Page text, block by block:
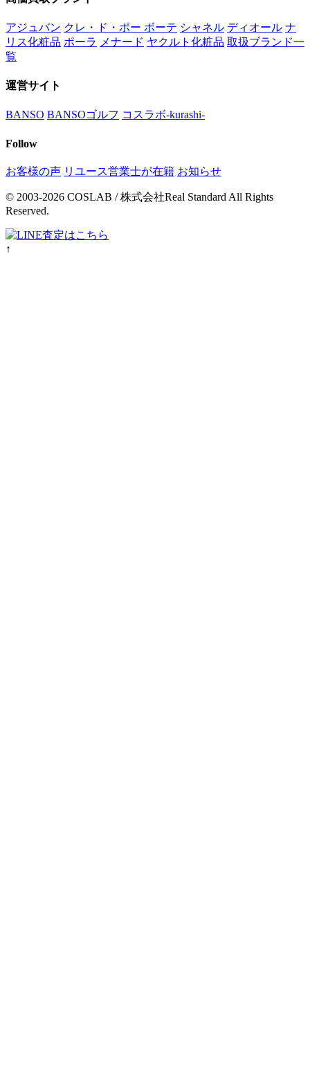
アジュバン クレ・ド・ポー ボーテ シャネル ディオール ナ
リス化粧品 ポーラ メナード ヤクルト化粧品 取扱ブランド一
覧
運営サイト
BANSO BANSOゴルフ コスラボ-kurashi-
Follow
お客様の声 リユース営業士が在籍 お知らせ
© 2003-2026 COSLAB / 株式会社Real Standard All Rights
Reserved.
↑